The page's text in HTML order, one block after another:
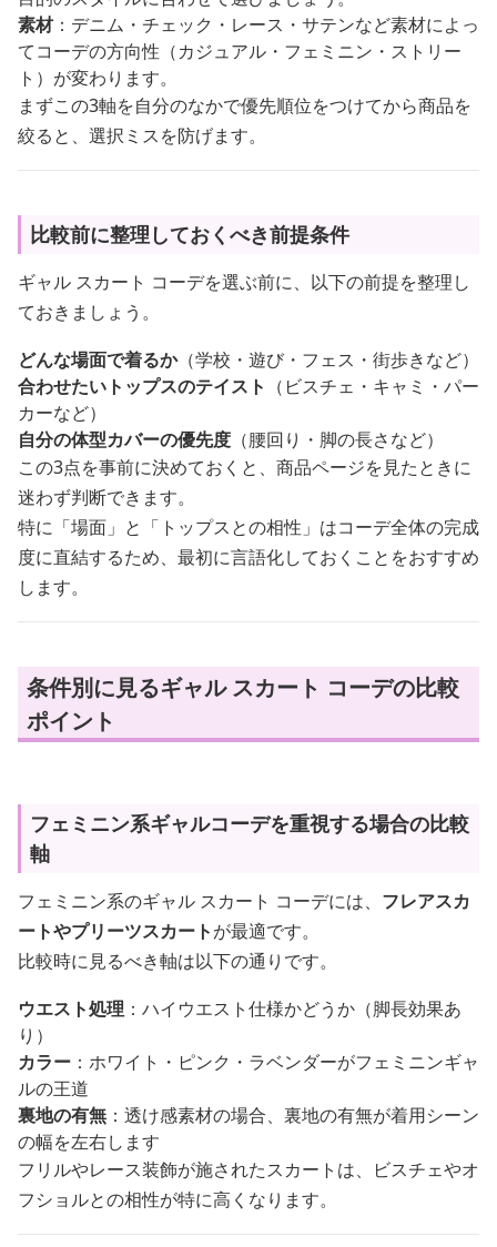
素材：デニム・チェック・レース・サテンなど素材によっ
てコーデの方向性（カジュアル・フェミニン・ストリー
ト）が変わります。
まずこの3軸を自分のなかで優先順位をつけてから商品を
絞ると、選択ミスを防げます。
比較前に整理しておくべき前提条件
ギャル スカート コーデを選ぶ前に、以下の前提を整理し
ておきましょう。
どんな場面で着るか（学校・遊び・フェス・街歩きなど）
合わせたいトップスのテイスト （ビスチェ・キャミ・パー
カーなど）
自分の体型カバーの優先度 （腰回り・脚の長さなど）
この3点を事前に決めておくと、商品ページを見たときに
迷わず判断できます。
特に「場面」と「トップスとの相性」はコーデ全体の完成
度に直結するため、最初に言語化しておくことをおすすめ
します。
条件別に見るギャル スカート コーデの比較
ポイント
フェミニン系ギャルコーデを重視する場合の比較
軸
フェミニン系のギャル スカート コーデには、 フレアスカ
ートやプリーツスカートが最適です。
比較時に見るべき軸は以下の通りです。
ウエスト処理 ：ハイウエスト仕様かどうか（脚長効果あ
り）
カラー ：ホワイト・ピンク・ラベンダーがフェミニンギャ
ルの王道
裏地の有無 ：透け感素材の場合、裏地の有無が着用シーン
の幅を左右します
フリルやレース装飾が施されたスカートは、ビスチェやオ
フショルとの相性が特に高くなります。